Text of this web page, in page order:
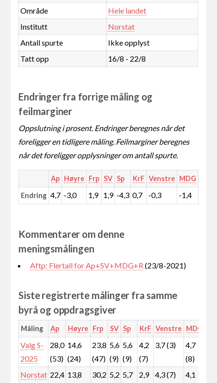
Område
Hele landet
Institutt
Norstat
Antall spurte
Ikke opplyst
Tatt opp
16/8 - 22/8
Endringer fra forrige måling og
feilmarginer
Oppslutning i prosent. Endringer beregnes når det
foreligger en tidligere måling. Feilmarginer beregnes
når det foreligger opplysninger om antall spurte.
Ap Høyre Frp SV Sp KrF Venstre MDG
Endring 4,7 -3,0 1,9 1,9 -4,3 0,7 -0,3 -1,4
Kommentarer om denne
meningsmålingen
Aftp: Flertall for Ap+SV+MDG+R(23/8-2021)
Siste registrerte målinger fra samme
byrå og oppdragsgiver
Måling Ap Høyre Frp SV Sp KrF Venstre MDG
Valg S-
2025
28,0
(53)
14,6
(24)
23,8
(47)
5,6
(9)
5,6
(9)
4,2
(7)
3,7 (3)
4,7
(8)
Norstat 22,4 13,8
30,2 5,2 5,7
2,9
4,3 (7)
4,1